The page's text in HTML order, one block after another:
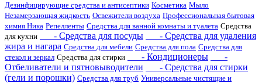
Дезинфицирующие средства и антисептики Косметика Мыло
Незамерзающая жидкость Освежители воздуха Профессиональная бытовая
химия Ника Репелленты Средства для ванной комнаты и туалета Средства
для кухни
- Средства для посуды
- Средства для удаления
жира и нагара Средства для мебели Средства для пола Средства для
стекол и зеркал Средства для стирки - Кондиционеры
-
Отбеливатели и пятновыводители
- Средства для стирки
(гели и порошки) Средства для труб Универсальные чистящие и